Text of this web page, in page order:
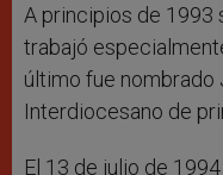
A principios de 1993
trabajó
último fue nombrado
Interdiocesano de
El 13 de julio de